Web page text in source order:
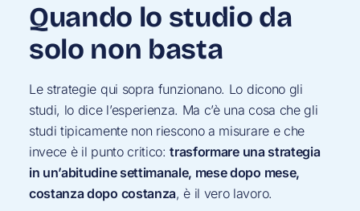
Quando lo studio da
solo non basta
Le strategie qui sopra funzionano. Lo dicono gli
studi, lo dice l’esperienza. Ma c’è una cosa che gli
studi tipicamente non riescono a misurare e che
invece è il punto critico:trasformare una strategia
in un’abitudine settimanale, mese dopo mese,
costanza dopo costanza, è il vero lavoro.